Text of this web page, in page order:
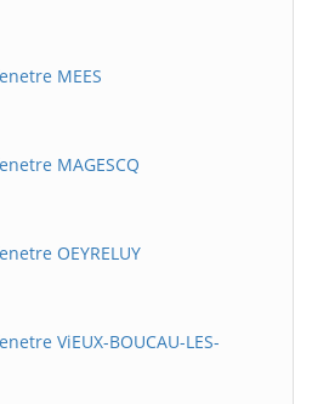
MEES
MAGESCQ
OEYRELUY
ViEUX-BOUCAU-LES-